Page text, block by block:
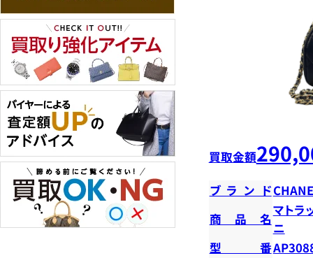
買取金額
ブランド
商品名
マトラ
ニ
型番